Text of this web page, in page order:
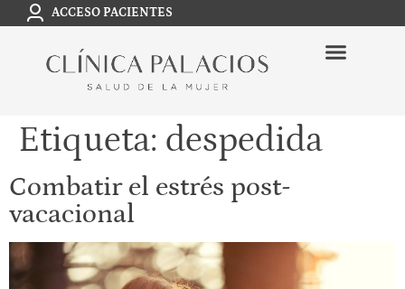
ACCESO PACIENTES
Etiqueta: despedida
Combatir el estrés post-
vacacional